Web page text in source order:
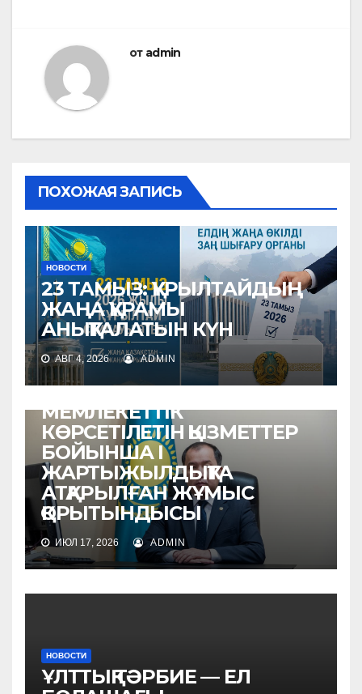
от admin
ПОХОЖАЯ ЗАПИСЬ
НОВОСТИ
23 ТАМЫЗ: ҚҰРЫЛТАЙДЫҢ
ЖАҢА ҚҰРАМЫ
АНЫҚТАЛАТЫН КҮН
АВГ 4, 2026 ADMIN
МЕМЛЕКЕТТІК
КӨРСЕТІЛЕТІН ҚЫЗМЕТТЕР
БОЙЫНША I
ЖАРТЫЖЫЛДЫҚТА
АТҚАРЫЛҒАН ЖҰМЫС
ҚОРЫТЫНДЫСЫ
ИЮЛ 17, 2026 ADMIN
НОВОСТИ
ҰЛТТЫҚ ТӘРБИЕ — ЕЛ